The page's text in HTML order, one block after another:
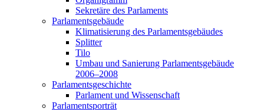
Sekretäre des Parlaments
Parlamentsgebäude
Klimatisierung des Parlamentsgebäudes
Splitter
Tilo
Umbau und Sanierung Parlamentsgebäude
2006–2008
Parlamentsgeschichte
Parlament und Wissenschaft
Parlamentsporträt